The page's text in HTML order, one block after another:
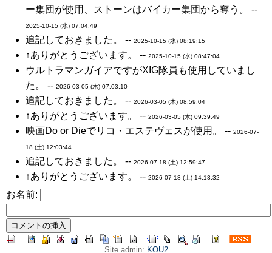
ー集団が使用、ストーンはバイカー集団から奪う。 --
2025-10-15 (水) 07:04:49
追記しておきました。 -- 2025-10-15 (水) 08:19:15
↑ありがとうございます。 -- 2025-10-15 (水) 08:47:04
ウルトラマンガイアですがXIG隊員も使用していまし
た。 -- 2026-03-05 (木) 07:03:10
追記しておきました。 -- 2026-03-05 (木) 08:59:04
↑ありがとうございます。 -- 2026-03-05 (木) 09:39:49
映画Do or Dieでリコ・エステヴェスが使用。 -- 2026-07-
18 (土) 12:03:44
追記しておきました。 -- 2026-07-18 (土) 12:59:47
↑ありがとうございます。 -- 2026-07-18 (土) 14:13:32
お名前:
Site admin: KOU2